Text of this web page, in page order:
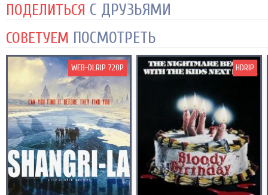
ПОДЕЛИТЬСЯ С ДРУЗЬЯМИ
СОВЕТУЕМ ПОСМОТРЕТЬ
WEB-DLRIP 720P HDRIP